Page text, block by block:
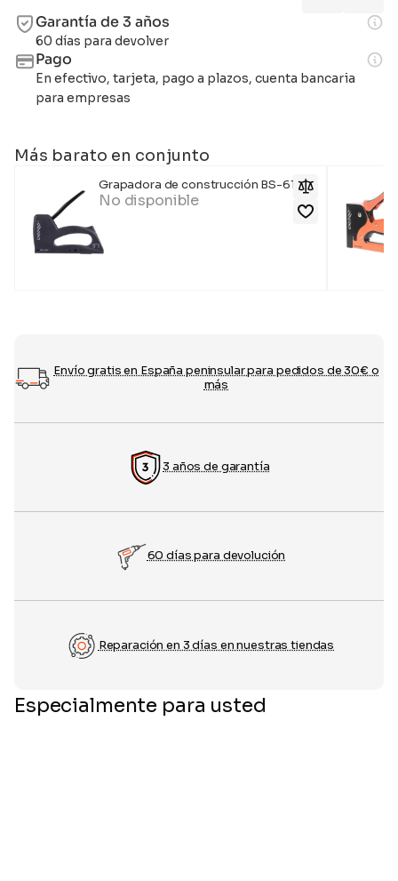
Garantía de 3 años
60 días para devolver
Pago
En efectivo, tarjeta, pago a plazos, cuenta bancaria
para empresas
Más barato en conjunto
Grapadora de construcción BS-610P
No disponible
Envío gratis en España peninsular para pedidos de 30€ o
más
3 años de garantía
60 días para devolución
Reparación en 3 días en nuestras tiendas
Especialmente para usted